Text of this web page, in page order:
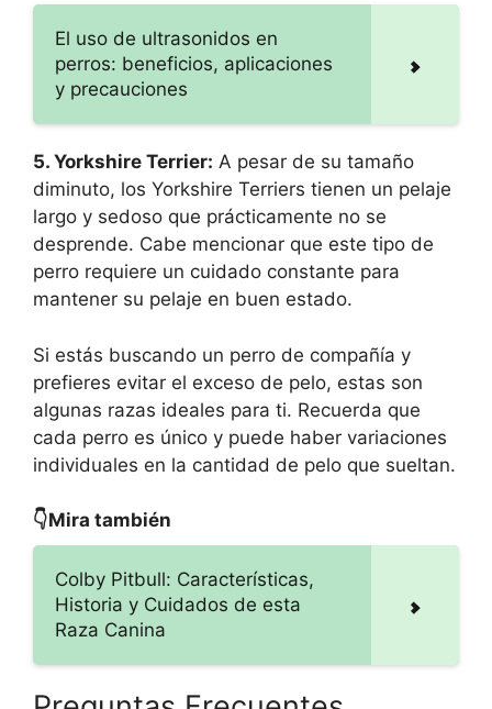
El uso de ultrasonidos en
perros: beneficios, aplicaciones
y precauciones
5. Yorkshire Terrier: A pesar de su tamaño
diminuto, los Yorkshire Terriers tienen un pelaje
largo y sedoso que prácticamente no se
desprende. Cabe mencionar que este tipo de
perro requiere un cuidado constante para
mantener su pelaje en buen estado.
Si estás buscando un perro de compañía y
prefieres evitar el exceso de pelo, estas son
algunas razas ideales para ti. Recuerda que
cada perro es único y puede haber variaciones
individuales en la cantidad de pelo que sueltan.
👇Mira también
Colby Pitbull: Características,
Historia y Cuidados de esta
Raza Canina